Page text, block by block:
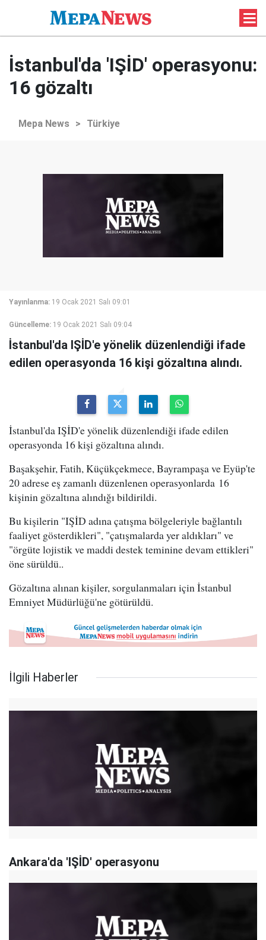
İstanbul'da 'IŞİD' operasyonu:
16 gözaltı
Mepa News > Türkiye
Yayınlanma: 19 Ocak 2021 Salı 09:01
Güncelleme: 19 Ocak 2021 Salı 09:04
İstanbul'da IŞİD'e yönelik düzenlendiği ifade
edilen operasyonda 16 kişi gözaltına alındı.
İstanbul'da IŞİD'e yönelik düzenlendiği ifade edilen
operasyonda 16 kişi gözaltına alındı.
Başakşehir, Fatih, Küçükçekmece, Bayrampaşa ve Eyüp'te
20 adrese eş zamanlı düzenlenen operasyonlarda 16
kişinin gözaltına alındığı bildirildi.
Bu kişilerin "IŞİD adına çatışma bölgeleriyle bağlantılı
faaliyet gösterdikleri", "çatışmalarda yer aldıkları" ve
"örgüte lojistik ve maddi destek teminine devam ettikleri"
öne sürüldü..
Gözaltına alınan kişiler, sorgulanmaları için İstanbul
Emniyet Müdürlüğü'ne götürüldü.
İlgili Haberler
Ankara'da 'IŞİD' operasyonu